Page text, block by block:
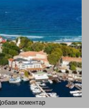
коментар